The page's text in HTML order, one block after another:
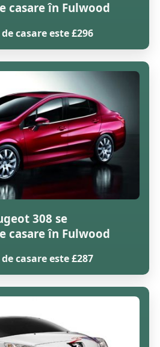
casare în Fulwood
casare este £296
308 se
casare în Fulwood
casare este £287